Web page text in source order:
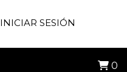
INICIAR SESIÓN
0